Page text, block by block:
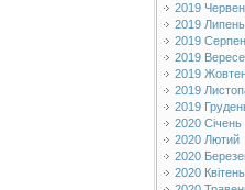
2019
2019 Липень
2019
2019
2019
2019
2019
2020 Січень
2020 Лютий
2020
2020 Квітень